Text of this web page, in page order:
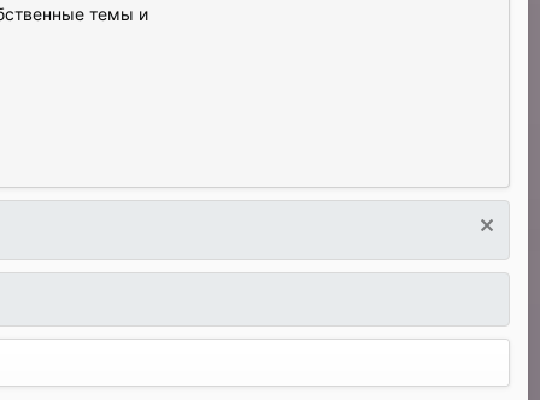
темы и